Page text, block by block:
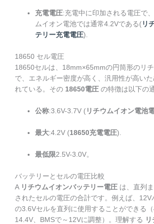
充電電圧:充電中に印加される電圧で
ムイオン電池では通常4.2Vである( リ
テリー充電電圧).
18650 セル電圧
18650セルは、18mm×65mmの円筒形のリ
で、エネルギー密度が高く、汎用性が高い
れている。その 18650電圧 の特徴は以下の
公称:3.6V-3.7V ( リチウムイオン電池
最大:4.2V (18650充電電圧).
最低限2.5V-3.0V。
バッテリーとセルの電圧比較
A リチウムイオンバッテリー電圧 は、直列
されたセルの電圧の合計です。例えば、12V
の3.6Vセルを直列に使用することができる
14.4V、BMSで～12Vに調整）。理解する